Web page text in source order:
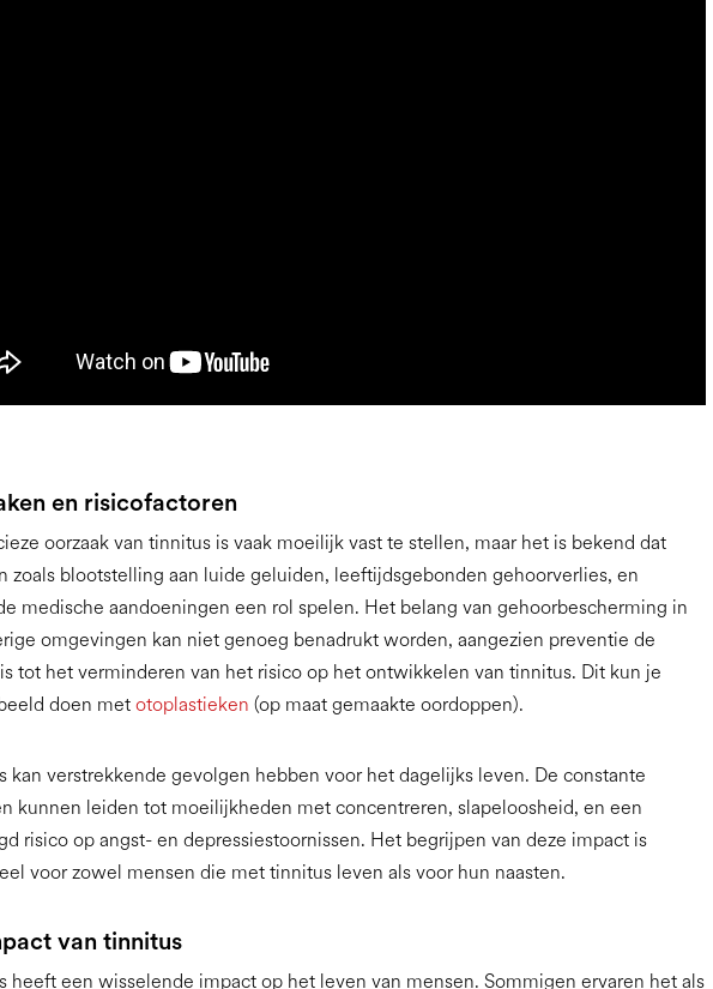
en risicofactoren
oorzaak van tinnitus is vaak moeilijk vast te stellen, maar het is bekend dat
zoals blootstelling aan luide geluiden, leeftijdsgebonden gehoorverlies, en
medische aandoeningen een rol spelen. Het belang van gehoorbescherming in
omgevingen kan niet genoeg benadrukt worden, aangezien preventie de
tot het verminderen van het risico op het ontwikkelen van tinnitus. Dit kun je
doen met otoplastieken (op maat gemaakte oordoppen).
kan verstrekkende gevolgen hebben voor het dagelijks leven. De constante
kunnen leiden tot moeilijkheden met concentreren, slapeloosheid, en een
risico op angst- en depressiestoornissen. Het begrijpen van deze impact is
voor zowel mensen die met tinnitus leven als voor hun naasten.
van tinnitus
heeft een wisselende impact op het leven van mensen. Sommigen ervaren het als